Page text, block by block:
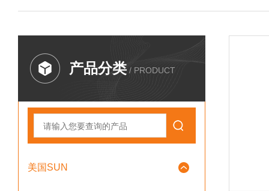
产品分类 / PRODUCT
美国SUN